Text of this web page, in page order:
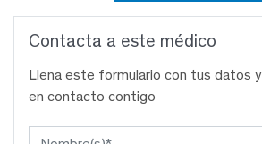
Contacta a este médico
Llena este formulario con tus datos
en contacto contigo